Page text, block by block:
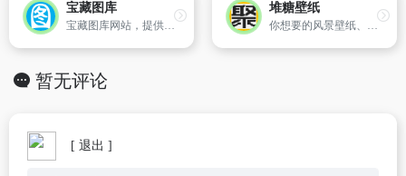
宝藏图库
宝藏图库网站，提供海量高清壁纸资源，动漫、游戏、美女、风景等壁纸类型应有尽有
堆糖壁纸
你想要的风景壁纸、聊天背景、朋友圈背景、动漫头像都可以在这里找到。
暂无评论
[ 退出 ]